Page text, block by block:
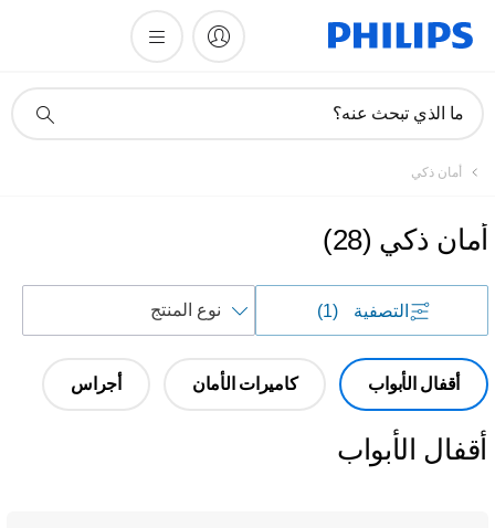
دعم
ما الذي تبحث عنه؟
أمان ذكي
أمان ذكي (
28
)
التصفية
حسب
أقفال الأبواب كاميرات الأمان أجراس
أقفال الأبواب